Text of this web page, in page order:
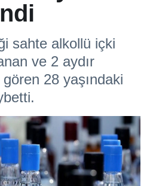
sahte alkollü içki
ve 2 aydır
28 yaşındaki